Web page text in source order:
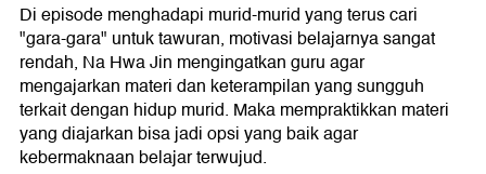
Di episode menghadapi murid-murid yang terus cari
"gara-gara" untuk tawuran, motivasi belajarnya sangat
rendah, Na Hwa Jin mengingatkan guru agar
mengajarkan materi dan keterampilan yang sungguh
terkait dengan hidup murid. Maka mempraktikkan materi
yang diajarkan bisa jadi opsi yang baik agar
kebermaknaan belajar terwujud.